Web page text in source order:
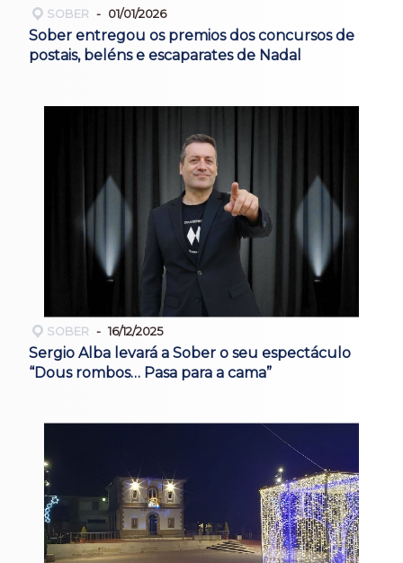
SOBER 01/01/2026
Sober entregou os premios dos concursos de
postais, beléns e escaparates de Nadal
SOBER 16/12/2025
Sergio Alba levará a Sober o seu espectáculo
“Dous rombos… Pasa para a cama”